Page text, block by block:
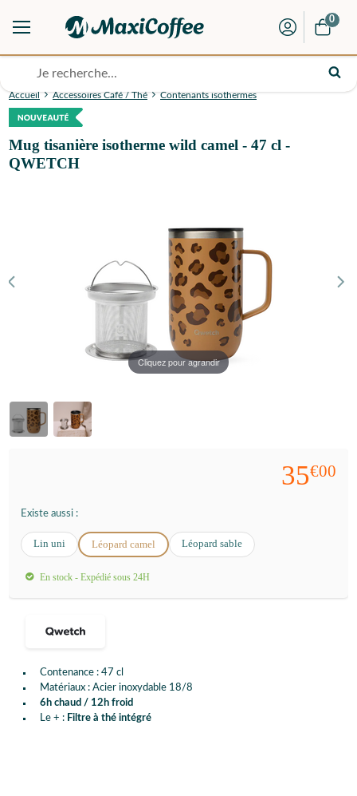
0
Accueil Accessoires Café / Thé Contenants isothermes
Mug tisanière isotherme wild camel - 47 cl -
QWETCH
Cliquez pour agrandir
Contenance : 47 cl
Matériaux : Acier inoxydable 18/8
6h chaud / 12h froid
Le + : Filtre à thé intégré
35€00
Existe aussi :
Lin uni Léopard camel Léopard sable
En stock - Expédié sous 24H